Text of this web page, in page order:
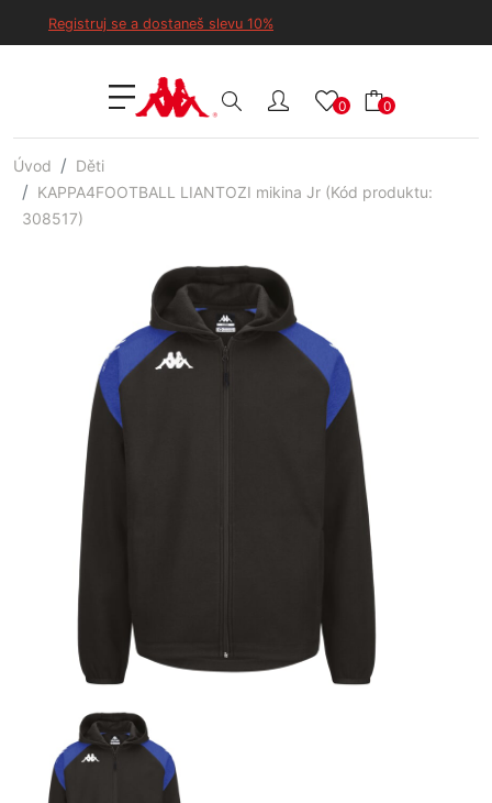
Registruj se a dostaneš slevu 10%
0 0
Úvod
Děti
KAPPA4FOOTBALL LIANTOZI mikina Jr (Kód produktu:
308517)